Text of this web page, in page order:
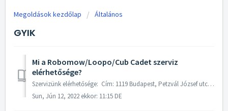
Megoldások kezdőlap Általános
GYIK
Mi a Robomow/Loopo/Cub Cadet szerviz
elérhetősége?
Szervizünk elérhetősége: Cím: 1119 Budapest, Petzvál József utca 52. Tel: +3614658045 web: www.robotfunyiro.hu (nyitvatartási idő információ is it...
Sun, Jún 12, 2022 ekkor: 11:15 DE